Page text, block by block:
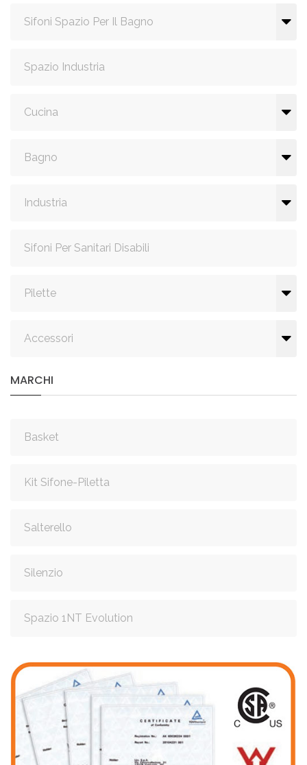
Sifoni Spazio Per Il Bagno
Spazio Industria
Cucina
Bagno
Industria
Sifoni Per Sanitari Disabili
Pilette
Accessori
MARCHI
Basket
Kit Sifone-Piletta
Salterello
Silenzio
Spazio 1NT Evolution